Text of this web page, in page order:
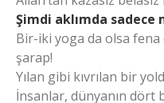
Şimdi aklımda
Bir-iki yoga da olsa fena
şarap!
Yılan gibi kıvrılan bir
İnsanlar, dünyanın dört